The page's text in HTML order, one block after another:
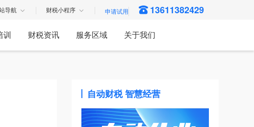
导航 财税小程序 13611382429
训 财税资讯 服务区域 关于我们
自动财税 智慧经营